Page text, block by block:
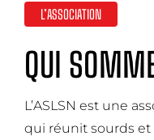
L’ASSOCIATION
QUI
L’ASLSN est une
qui réunit sourds et